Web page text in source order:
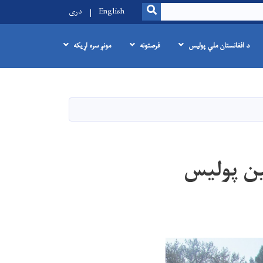
SEARCH
English دری
د افغانستان ملي پولیس فرصتونه مونږ سره اړیکه
پولیس